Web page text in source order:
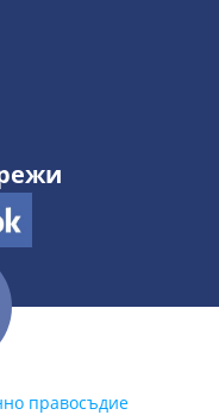
правосъдие